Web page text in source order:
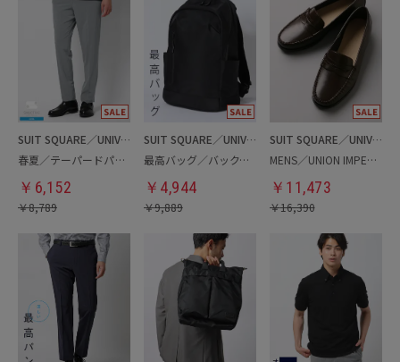
SUIT SQUARE／UNIVERSAL LANGUAGE
春夏／テーパードパンツ
￥ 6,152
￥8,789
SUIT SQUARE／UNIVERSAL LANGUAGE
最高バッグ／バックパック
￥ 4,944
￥9,889
SUIT SQUARE／UNIVERSAL LANGUAGE
MENS／UNION IMPERIAL監修／コインローファー
￥ 11,473
￥16,390